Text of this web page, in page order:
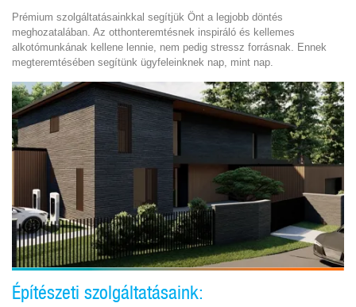
Prémium szolgáltatásainkkal segítjük Önt a legjobb döntés
meghozatalában. Az otthonteremtésnek inspiráló és kellemes
alkotómunkának kellene lennie, nem pedig stressz forrásnak. Ennek
megteremtésében segítünk ügyfeleinknek nap, mint nap.
Építészeti szolgáltatásaink: